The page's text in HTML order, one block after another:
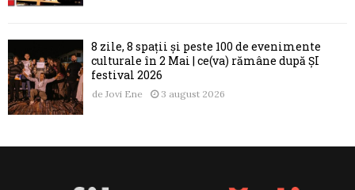
8 zile, 8 spații și peste 100 de evenimente
culturale în 2 Mai | ce(va) rămâne după ȘI
festival 2026
de Jovi Ene 3 august 2026